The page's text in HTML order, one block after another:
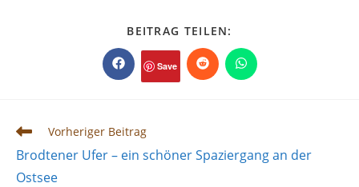
BEITRAG TEILEN:
INHALT
TEILEN
Öffnet
in
Save Öffnet
in
Öffnet
in
Weitere
Artikel
ansehen
Vorheriger Beitrag
Brodtener Ufer – ein schöner Spaziergang an der
Ostsee